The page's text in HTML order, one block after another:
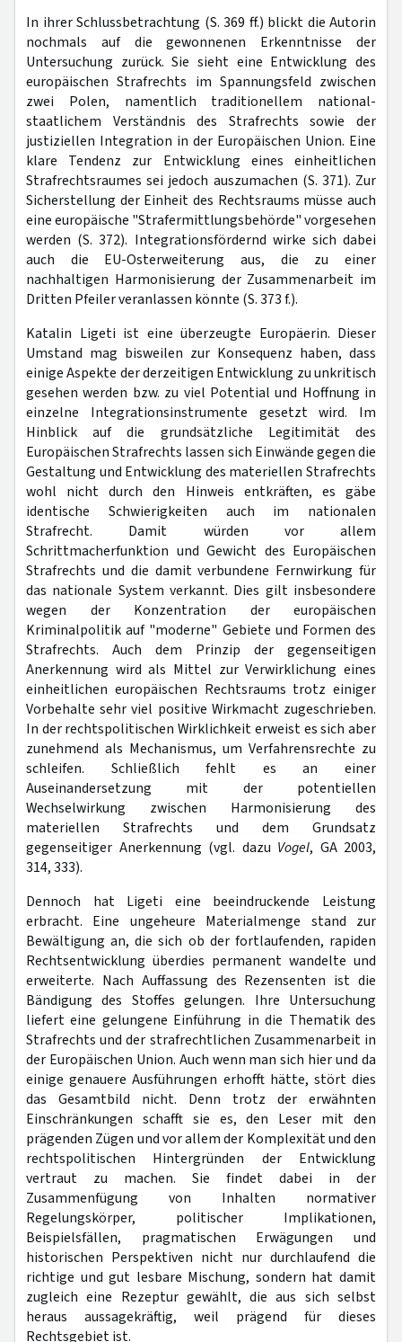
In ihrer Schlussbetrachtung (S. 369 ff.) blickt die Autorin
nochmals auf die gewonnenen Erkenntnisse der
Untersuchung zurück. Sie sieht eine Entwicklung des
europäischen Strafrechts im Spannungsfeld zwischen
zwei Polen, namentlich traditionellem national-
staatlichem Verständnis des Strafrechts sowie der
justiziellen Integration in der Europäischen Union. Eine
klare Tendenz zur Entwicklung eines einheitlichen
Strafrechtsraumes sei jedoch auszumachen (S. 371). Zur
Sicherstellung der Einheit des Rechtsraums müsse auch
eine europäische "Strafermittlungsbehörde" vorgesehen
werden (S. 372). Integrationsfördernd wirke sich dabei
auch die EU-Osterweiterung aus, die zu einer
nachhaltigen Harmonisierung der Zusammenarbeit im
Dritten Pfeiler veranlassen könnte (S. 373 f.).
Katalin Ligeti ist eine überzeugte Europäerin. Dieser
Umstand mag bisweilen zur Konsequenz haben, dass
einige Aspekte der derzeitigen Entwicklung zu unkritisch
gesehen werden bzw. zu viel Potential und Hoffnung in
einzelne Integrationsinstrumente gesetzt wird. Im
Hinblick auf die grundsätzliche Legitimität des
Europäischen Strafrechts lassen sich Einwände gegen die
Gestaltung und Entwicklung des materiellen Strafrechts
wohl nicht durch den Hinweis entkräften, es gäbe
identische Schwierigkeiten auch im nationalen
Strafrecht. Damit würden vor allem
Schrittmacherfunktion und Gewicht des Europäischen
Strafrechts und die damit verbundene Fernwirkung für
das nationale System verkannt. Dies gilt insbesondere
wegen der Konzentration der europäischen
Kriminalpolitik auf "moderne" Gebiete und Formen des
Strafrechts. Auch dem Prinzip der gegenseitigen
Anerkennung wird als Mittel zur Verwirklichung eines
einheitlichen europäischen Rechtsraums trotz einiger
Vorbehalte sehr viel positive Wirkmacht zugeschrieben.
In der rechtspolitischen Wirklichkeit erweist es sich aber
zunehmend als Mechanismus, um Verfahrensrechte zu
schleifen. Schließlich fehlt es an einer
Auseinandersetzung mit der potentiellen
Wechselwirkung zwischen Harmonisierung des
materiellen Strafrechts und dem Grundsatz
gegenseitiger Anerkennung (vgl. dazu Vogel, GA 2003,
314, 333).
Dennoch hat Ligeti eine beeindruckende Leistung
erbracht. Eine ungeheure Materialmenge stand zur
Bewältigung an, die sich ob der fortlaufenden, rapiden
Rechtsentwicklung überdies permanent wandelte und
erweiterte. Nach Auffassung des Rezensenten ist die
Bändigung des Stoffes gelungen. Ihre Untersuchung
liefert eine gelungene Einführung in die Thematik des
Strafrechts und der strafrechtlichen Zusammenarbeit in
der Europäischen Union. Auch wenn man sich hier und da
einige genauere Ausführungen erhofft hätte, stört dies
das Gesamtbild nicht. Denn trotz der erwähnten
Einschränkungen schafft sie es, den Leser mit den
prägenden Zügen und vor allem der Komplexität und den
rechtspolitischen Hintergründen der Entwicklung
vertraut zu machen. Sie findet dabei in der
Zusammenfügung von Inhalten normativer
Regelungskörper, politischer Implikationen,
Beispielsfällen, pragmatischen Erwägungen und
historischen Perspektiven nicht nur durchlaufend die
richtige und gut lesbare Mischung, sondern hat damit
zugleich eine Rezeptur gewählt, die aus sich selbst
heraus aussagekräftig, weil prägend für dieses
Rechtsgebiet ist.